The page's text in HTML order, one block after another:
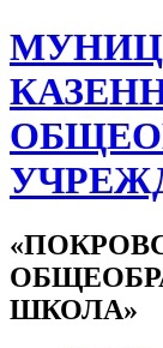
ШКОЛА»